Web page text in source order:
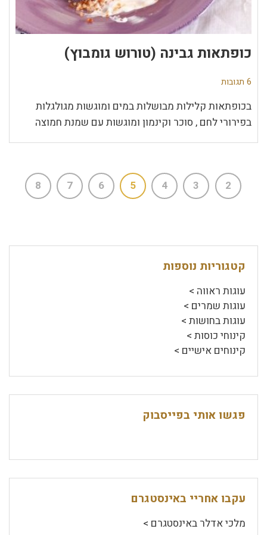
כופתאות גבינה (טורוש גומבוץ)
6 תגובות
בכופתאות קלילות מבושלות במים ומוגשות מגולגלות
בפירורי לחם , סוכר וקינמון ומוגשות עם שמנת חמוצה
2
3
4
5
6
7
8
קטגוריות נוספות
עוגות ראווה >
עוגות שמרים >
עוגות בחושות >
קינוחי כוסות >
קינוחים אישיים >
פגשו אותי בפייסבוק
עקבו אחריי באינסטגרם
מלכי אדלר באינסטגרם >